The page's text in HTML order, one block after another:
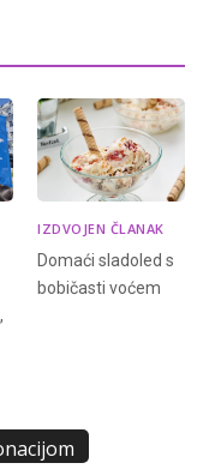
IZDVOJEN ČLANAK
Domaći sladoled s
bobičasti voćem